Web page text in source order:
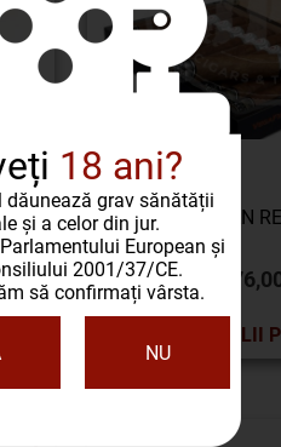
18 ani?
dăunează grav sănătății
și a celor din jur.
European și
2001/37/CE.
să confirmați vârsta.
NU
VEGAFINA GRAN
DETALII